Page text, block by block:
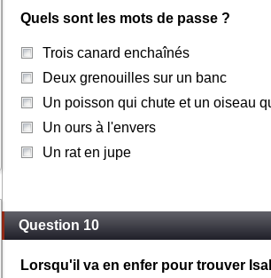
Quels sont les mots de passe ?
Trois canard enchaînés
Deux grenouilles sur un banc
Un poisson qui chute et un oiseau
Un ours à l'envers
Un rat en jupe
Question 10
Lorsqu'il va en enfer pour trouver